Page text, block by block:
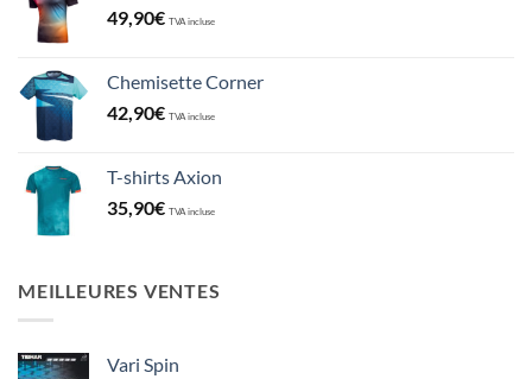
49,90€ TVA incluse
Chemisette Corner
42,90€ TVA incluse
T-shirts Axion
35,90€ TVA incluse
MEILLEURES VENTES
Vari Spin